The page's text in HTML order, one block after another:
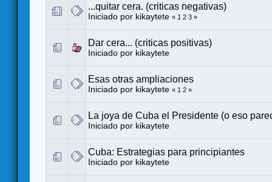
...quitar cera. (criticas negativas)
Iniciado por kikaytete « 1 2 3 »
Dar cera... (criticas positivas)
Iniciado por kikaytete
Esas otras ampliaciones
Iniciado por kikaytete « 1 2 »
La joya de Cuba el Presidente (o eso
Iniciado por kikaytete
Cuba: Estrategias para principiantes
Iniciado por kikaytete